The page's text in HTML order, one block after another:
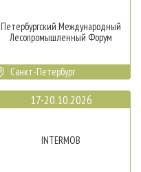
Петербургский Международный
Лесопромышленный Форум
Санкт-Петербург
17-20.10.2026
INTERMOB